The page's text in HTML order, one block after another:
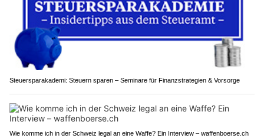
Steuersparakademi: Steuern sparen – Seminare für Finanzstrategien & Vorsorge
Wie komme ich in der Schweiz legal an eine Waffe? Ein Interview – waffenboerse.ch